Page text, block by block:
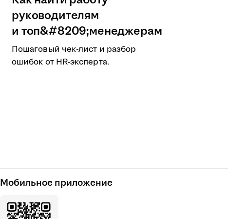
руководителям
и топ&#8209;менеджерам
Пошаговый чек-лист и разбор
ошибок от HR-эксперта.
Мобильное приложение